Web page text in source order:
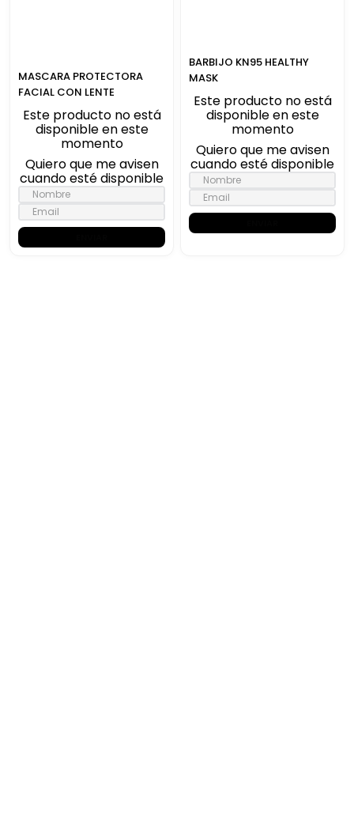
MASCARA PROTECTORA
FACIAL CON LENTE
Este producto no está
disponible en este
momento
Quiero que me avisen
cuando esté disponible
BARBIJO KN95 HEALTHY
MASK
Este producto no está
disponible en este
momento
Quiero que me avisen
cuando esté disponible